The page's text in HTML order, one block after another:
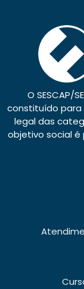
O SESCAP/
constituído para
legal das
objetivo social